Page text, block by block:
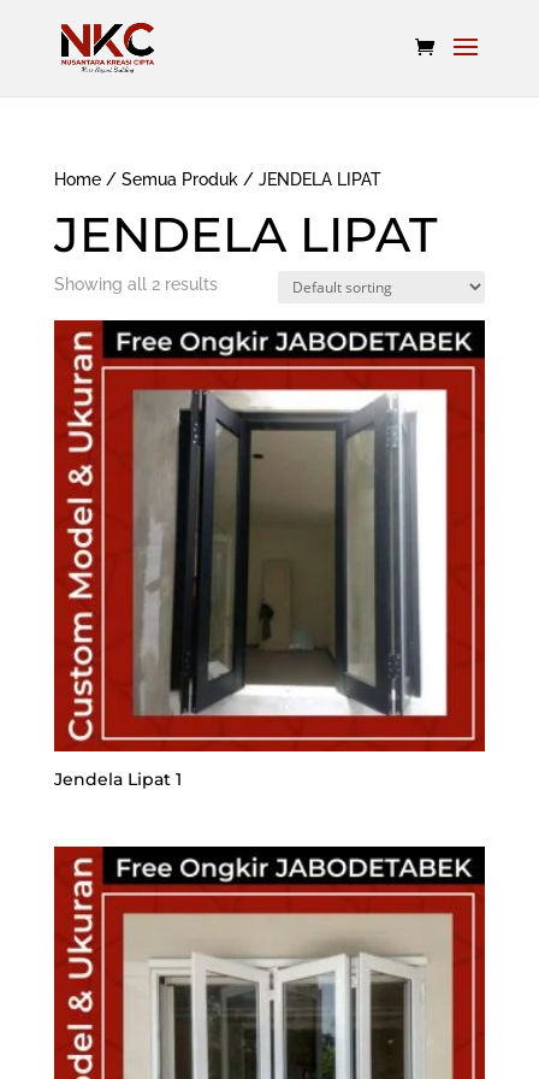
Home/ Semua Produk / JENDELA LIPAT
JENDELA LIPAT
Showing all 2 results
Jendela Lipat 1